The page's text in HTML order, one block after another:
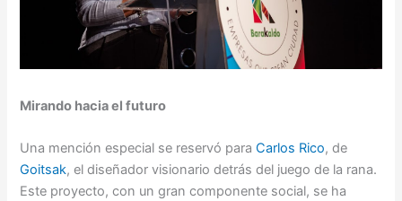
Mirando hacia el futuro
Una mención especial se reservó paraCarlos Rico, de
Goitsak, el diseñador visionario detrás del juego de la rana.
Este proyecto, con un gran componente social, se ha